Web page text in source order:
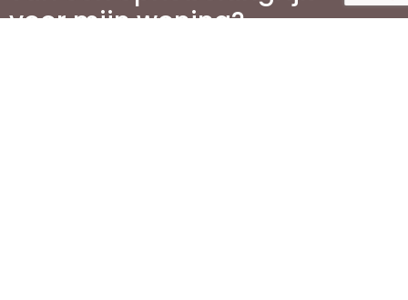
voor mijn woning?